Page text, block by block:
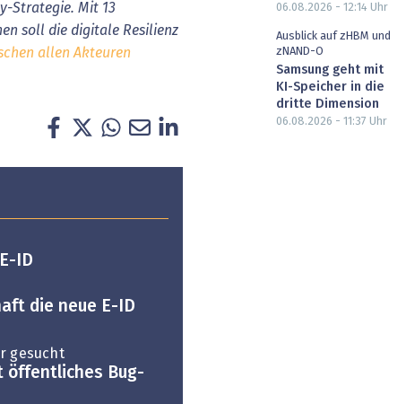
Strategie. Mit 13
soll die digitale Resilienz
allen Akteuren
ID
die neue E-ID
gesucht
öffentliches Bug-
06.08.2026 - 12:14 Uhr
Ausblick auf zHBM und
zNAND-O
Samsung geht mit
KI-Speicher in die
dritte Dimension
06.08.2026 - 11:37 Uhr